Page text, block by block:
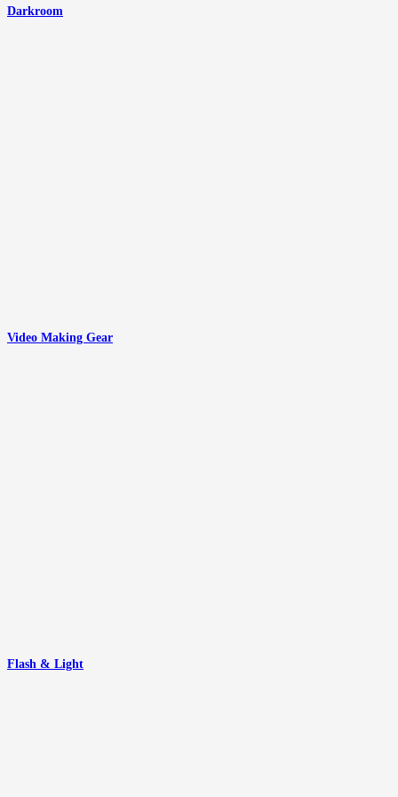
Darkroom
Video Making Gear
Flash & Light